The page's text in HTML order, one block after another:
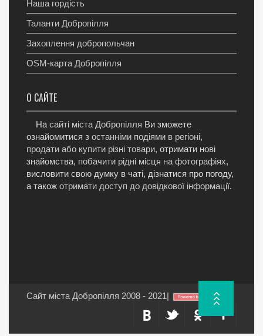
Наша гордість
Таланти Добропілля
Захоплення добропольчан
OSM-карта Добропілля
О САЙТЕ
На сайті міста Добропілля Ви зможете
ознайомитися з останніми подіями в регіоні,
продати або купити різні товари, отримати нові
знайомства, побачити рідні місця на фотографіях,
висловити свою думку в чаті, дізнатися про погоду,
а також отримати доступ до довідкової інформації.
Сайт міста Добропілля 2008 - 2021|